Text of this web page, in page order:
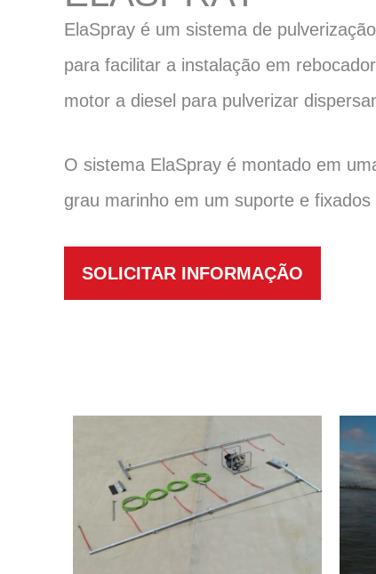
ElaSpray é um sistema de
para facilitar a instalação em
motor a diesel para pulverizar
O sistema ElaSpray é montado em
grau marinho em um suporte e
SOLICITAR INFORMAÇÃO